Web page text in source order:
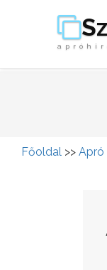
Főoldal >> Apró